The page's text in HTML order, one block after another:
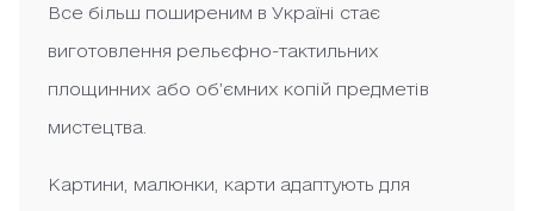
Все більш поширеним в Україні стає
виготовлення рельєфно-тактильних
площинних або об’ємних копій предметів
мистецтва.
Картини, малюнки, карти адаптують для